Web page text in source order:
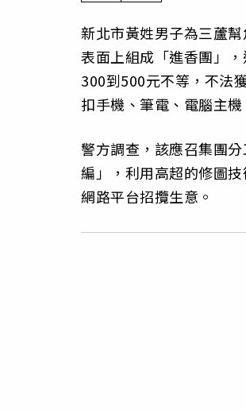
新北市黃姓男子為三蘆
表面上組成「進香團」
300到500元不等，不法
扣手機、筆電、電腦主
警方調查，該應召集團
編」，利用高超的修圖
網路平台招攬生意。